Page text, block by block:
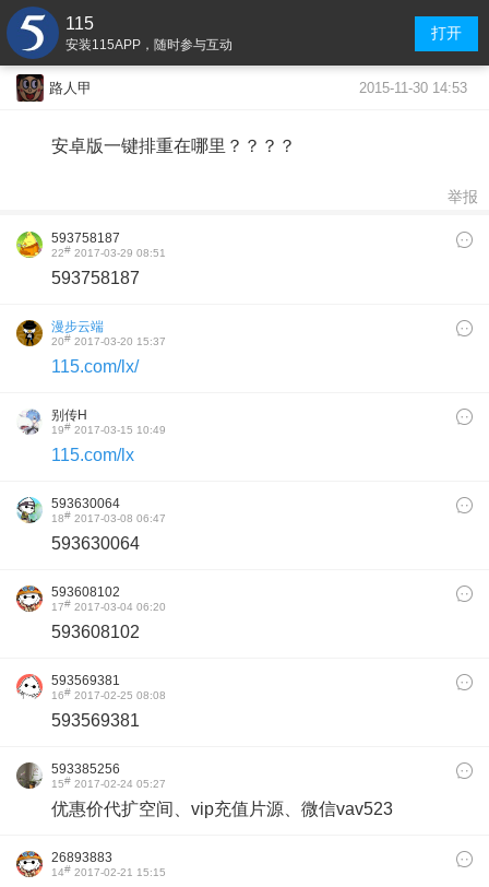
115
安装115APP，随时参与互动
打开
路人甲 2015-11-30 14:53
安卓版一键排重在哪里？？？？
举报
593758187
22# 2017-03-29 08:51
593758187
漫步云端
20# 2017-03-20 15:37
115.com/lx/
别传H
19# 2017-03-15 10:49
115.com/lx
593630064
18# 2017-03-08 06:47
593630064
593608102
17# 2017-03-04 06:20
593608102
593569381
16# 2017-02-25 08:08
593569381
593385256
15# 2017-02-24 05:27
优惠价代扩空间、vip充值片源、微信vav523
26893883
14# 2017-02-21 15:15